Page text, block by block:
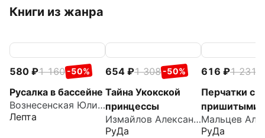
Книги из жанра
580 1 160 -50%
Русалка в бассейне
Вознесенская Юлия Николаевна
Лепта
654 1 308 -50%
Тайна Укокской
принцессы
Измайлов Александр
РуДа
616 1 231
Перчатки с
пришитыми
пальцами
РуДа